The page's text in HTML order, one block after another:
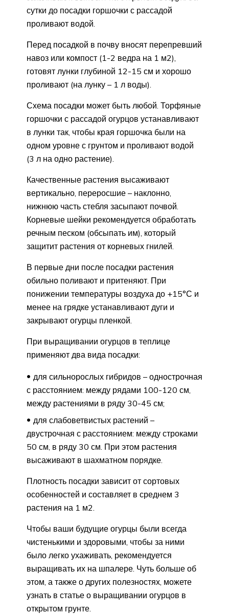
сутки до посадки горшочки с рассадой
проливают водой.
Перед посадкой в почву вносят перепревший
навоз или компост (1-2 ведра на 1 м2),
готовят лунки глубиной 12-15 см и хорошо
проливают (на лунку – 1 л воды).
Схема посадки может быть любой. Торфяные
горшочки с рассадой огурцов устанавливают
в лунки так, чтобы края горшочка были на
одном уровне с грунтом и проливают водой
(3 л на одно растение).
Качественные растения высаживают
вертикально, переросшие – наклонно,
нижнюю часть стебля засыпают почвой.
Корневые шейки рекомендуется обработать
речным песком (обсыпать им), который
защитит растения от корневых гнилей.
В первые дни после посадки растения
обильно поливают и притеняют. При
понижении температуры воздуха до +15°С и
менее на грядке устанавливают дуги и
закрывают огурцы пленкой.
При выращивании огурцов в теплице
применяют два вида посадки:
для сильнорослых гибридов – однострочная
с расстоянием: между рядами 100-120 см,
между растениями в ряду 30-45 см;
для слабоветвистых растений –
двустрочная с расстоянием: между строками
50 см, в ряду 30 см. При этом растения
высаживают в шахматном порядке.
Плотность посадки зависит от сортовых
особенностей и составляет в среднем 3
растения на 1 м2.
Чтобы ваши будущие огурцы были всегда
чистенькими и здоровыми, чтобы за ними
было легко ухаживать, рекомендуется
выращивать их на шпалере. Чуть больше об
этом, а также о других полезностях, можете
узнать в статье о выращивании огурцов в
открытом грунте.